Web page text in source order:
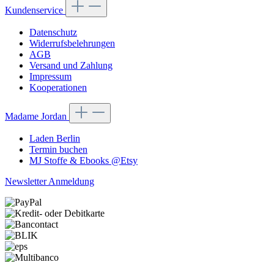
Kundenservice
Datenschutz
Widerrufsbelehrungen
AGB
Versand und Zahlung
Impressum
Kooperationen
Madame Jordan
Laden Berlin
Termin buchen
MJ Stoffe & Ebooks @Etsy
Newsletter Anmeldung